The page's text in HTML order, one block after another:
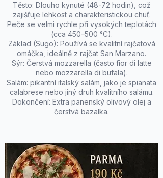
Těsto: Dlouho kynuté (48-72 hodin), což
zajišťuje lehkost a charakteristickou chuť.
Peče se velmi rychle při vysokých teplotách
(cca 450–500 °C).
Základ (Sugo): Používá se kvalitní rajčatová
omáčka, ideálně z rajčat San Marzano.
Sýr: Čerstvá mozzarella (často fior di latte
nebo mozzarella di bufala).
Salám: pikantní italský salám, jako je spianata
calabrese nebo jiný druh kvalitního salámu.
Dokončení: Extra panenský olivový olej a
čerstvá bazalka.